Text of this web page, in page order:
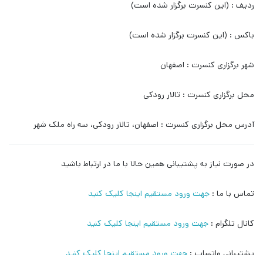
ردیف : (این کنسرت برگزار شده است)
باکس : (این کنسرت برگزار شده است)
شهر برگزاری کنسرت : اصفهان
محل برگزاری کنسرت : تالار رودکی
آدرس محل برگزاری کنسرت : اصفهان، تالار رودکی، سه راه ملک شهر
در صورت نیاز به پشتیبانی همین حالا با ما در ارتباط باشید
تماس با ما : جهت ورود مستقیم اینجا کلیک کنید
کانال تلگرام : جهت ورود مستقیم اینجا کلیک کنید